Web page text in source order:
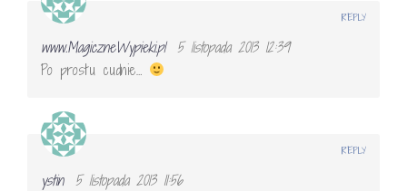
www.MagiczneWypieki.pl
5 listopada 2013 12:39
Po prostu cudnie…
REPLY
ystin
5 listopada 2013 11:56
REPLY